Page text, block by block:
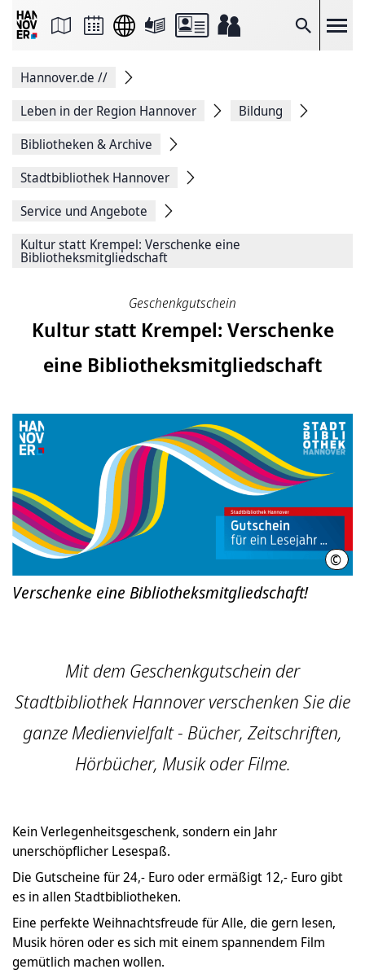
Suche
Seite
Facebook
teilen
Seitenlink
Seite
Hannover.de //
Leben in der Region Hannover
Bildung
Bibliotheken & Archive
Stadtbibliothek Hannover
Service und Angebote
Kultur statt Krempel: Verschenke eine
Bibliotheksmitgliedschaft
Geschenkgutschein
Kultur statt Krempel: Verschenke
eine Bibliotheksmitgliedschaft
©
Verschenke eine Bibliotheksmitgliedschaft!
Mit dem Geschenkgutschein der
Stadtbibliothek Hannover verschenken Sie die
ganze Medienvielfalt - Bücher, Zeitschriften,
Hörbücher, Musik oder Filme.
Kein Verlegenheitsgeschenk, sondern ein Jahr
unerschöpflicher Lesespaß.
Die Gutscheine für 24,- Euro oder ermäßigt 12,- Euro gibt
es in allen Stadtbibliotheken.
Eine perfekte Weihnachtsfreude für Alle, die gern lesen,
Musik hören oder es sich mit einem spannendem Film
gemütlich machen wollen.